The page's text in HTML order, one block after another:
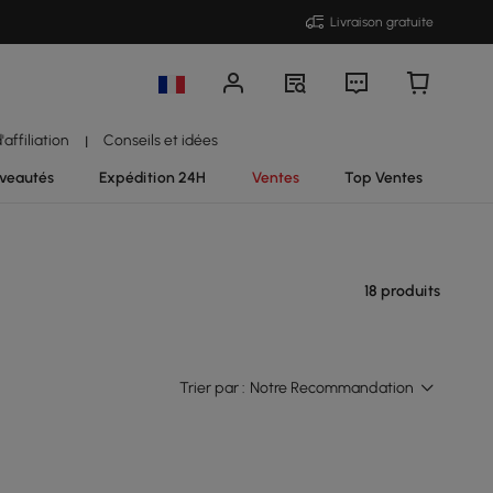
Livraison gratuite
| Conseils et idées
Expédition 24H Ventes Top Ventes
18 produits
Trier par : Notre Recommandation